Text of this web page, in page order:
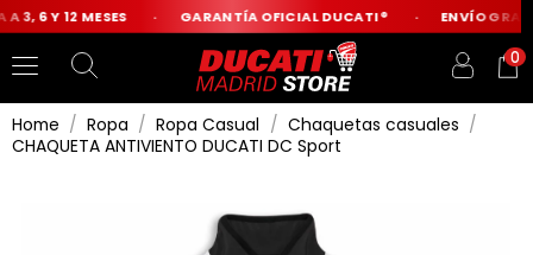
3, 6 Y 12 MESES GARANTÍA OFICIAL DUCATI® ENVÍO
0
Home Ropa Ropa Casual
Chaquetas casuales
CHAQUETA ANTIVIENTO DUCATI DC Sport